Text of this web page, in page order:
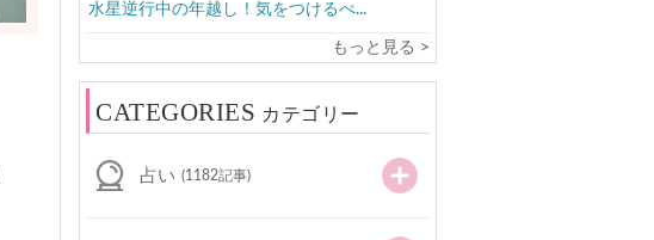
水星逆行中の年越し！気をつけるべ...
もっと見る >
CATEGORIES カテゴリー
占い (1182記事)